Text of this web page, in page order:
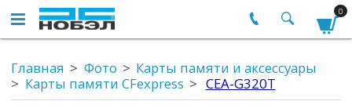
0
Главная Фото
Карты памяти и аксессуары
Карты памяти CFexpress
CEA-G320T